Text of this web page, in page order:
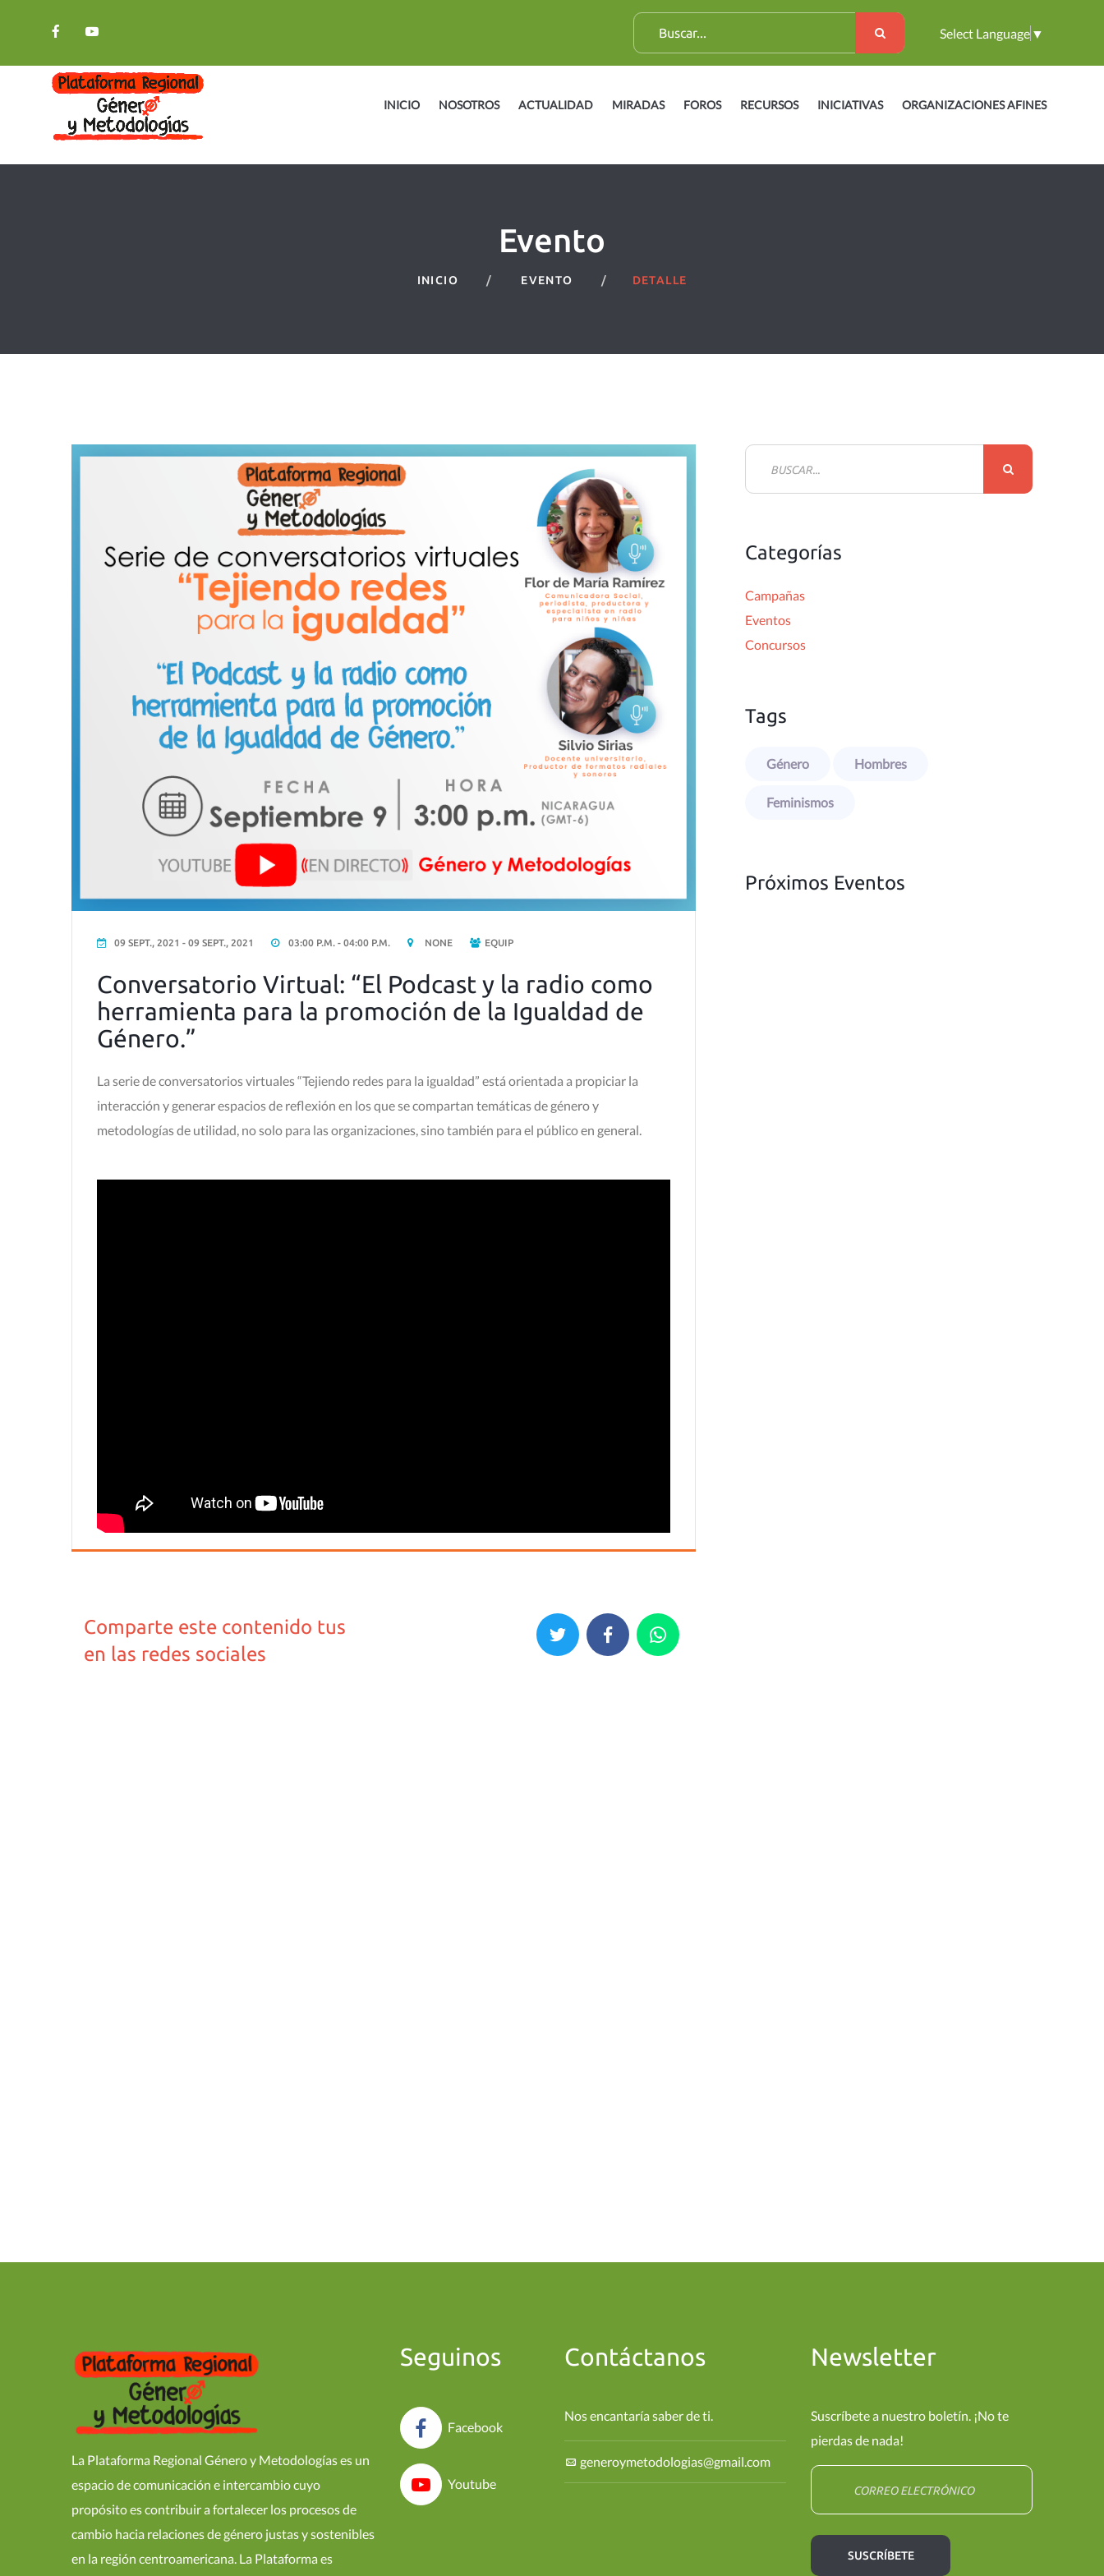
B
u
c
Select Language ▼
INICIO NOSOTROS ACTUALIDAD MIRADAS FOROS RECURSOS INICIATIVAS ORGANIZACIONES AFINES
Evento
INICIO EVENTO DETALLE
09 SEPT., 2021 - 09 SEPT., 2021 03:00 P.M. - 04:00 P.M. NONE EQUIP
Conversatorio Virtual: “El Podcast y la radio como
herramienta para la promoción de la Igualdad de
Género.”
La serie de conversatorios virtuales “Tejiendo redes para la igualdad” está orientada a propiciar la
interacción y generar espacios de reflexión en los que se compartan temáticas de género y
metodologías de utilidad, no solo para las organizaciones, sino también para el público en general.
Comparte este contenido tus
en las redes sociales
S
c
f
o
r
Categorías
Campañas
Eventos
Concursos
Tags
Género Hombres
Feminismos
Próximos Eventos
La Plataforma Regional Género y Metodologías es un
espacio de comunicación e intercambio cuyo
propósito es contribuir a fortalecer los procesos de
cambio hacia relaciones de género justas y sostenibles
en la región centroamericana. La Plataforma es
Seguinos
Facebook
Youtube
Contáctanos
Nos encantaría saber de ti.
generoymetodologias@gmail.com
Newsletter
Suscríbete a nuestro boletín. ¡No te
pierdas de nada!